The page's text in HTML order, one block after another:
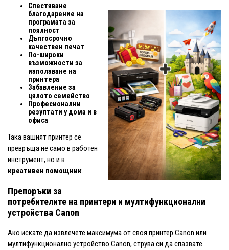
Спестяване
благодарение на
програмата за
лоялност
Дългосрочно
качествен печат
По-широки
възможности за
използване на
принтера
Забавление за
цялото семейство
Професионални
резултати у дома и в
офиса
Така вашият принтер се
превръща не само в работен
инструмент, но и в
креативен помощник.
Препоръки за
потребителите на принтери и мултифункционални
устройства Canon
Ако искате да извлечете максимума от своя принтер Canon или
мултифункционално устройство Canon, струва си да спазвате